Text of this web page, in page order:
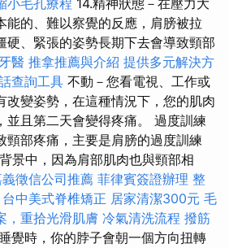
小毛孔療程 14.精神狀態－在壓力大
能的、難以察覺的反應，肩膀被拉
硬、緊張的姿勢長期下去會導致頸部
醫 推拿推薦與介紹 提供多元解決方
查詢工具 不動－您看電視、工作或
改變姿勢，在這種情況下，您的肌肉
並且第二天會變得疼痛。 過度訓練
頸部疼痛，主要是肩膀的過度訓練
景中，因為肩部肌肉也與頸部相
徵信公司推薦 菲律賓簽證辦理 整
台中美式脊椎矯正 居家清潔300元 毛
，重拾光滑肌膚 冷氣清洗流程 撥筋
覺時，你的脖子會朝一個方向扭轉